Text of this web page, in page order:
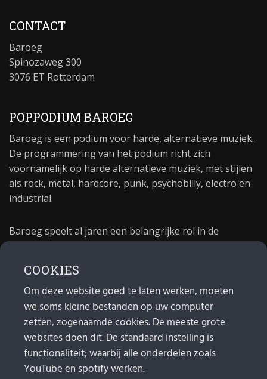
CONTACT
Baroeg
Spinozaweg 300
3076 ET Rotterdam
POPPODIUM BAROEG
Baroeg is een podium voor harde, alternatieve muziek.
De programmering van het podium richt zich
voornamelijk op harde alternatieve muziek, met stijlen
als rock, metal, hardcore, punk, psychobilly, electro en
industrial.
Baroeg speelt al jaren een belangrijke rol in de
poppodium 40 jaar.
MAIL
Algemeen: info@baroeg.nl
Bands & boeking: leon@baroeg.nl
Promotie & publiciteit: francis@baroeg.nl
COOKIES
Om deze website goed te laten werken, moeten
we soms kleine bestanden op uw computer
zetten, zogenaamde cookies. De meeste grote
websites doen dit. De standaard instelling is
functionaliteit; waarbij alle onderdelen zoals
YouTube en spotify werken.